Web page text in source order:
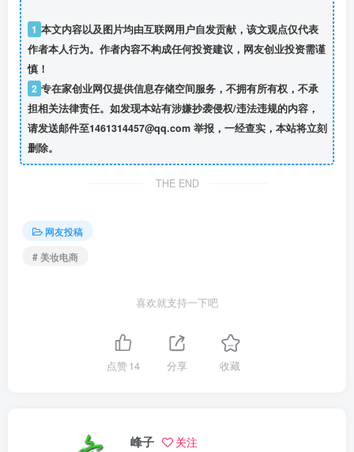
1 本文内容以及图片均由互联网用户自发贡献，该文观点仅代表
作者本人行为。作者内容不构成任何投资建议，网友创业投资需谨
慎！
2 专在家创业网仅提供信息存储空间服务，不拥有所有权，不承
担相关法律责任。如发现本站有涉嫌抄袭侵权/违法违规的内容，
请发送邮件至1461314457@qq.com 举报，一经查实，本站将立刻
删除。
THE END
网友投稿
# 美妆电商
喜欢就支持一下吧
点赞14 分享 收藏
峰子 关注